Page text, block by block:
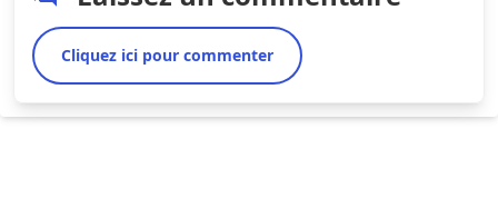
Cliquez ici pour commenter